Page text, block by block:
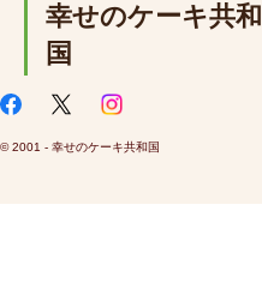
幸せのケーキ共和
国
© 2001 - 幸せのケーキ共和国